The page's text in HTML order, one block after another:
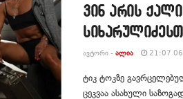
ვინ არის
ᲐᲕᲢᲝᲠᲘ - ᲐᲚᲘᲐ 21:07
ტიკ ტოკზე
ცეკვაა ასახული